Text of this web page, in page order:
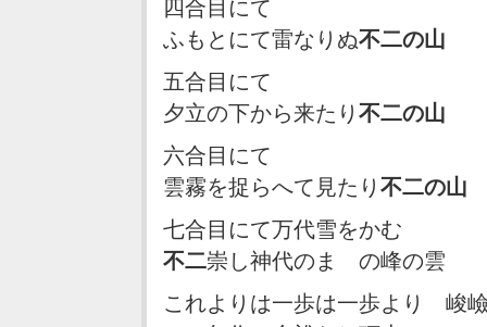
四合目にて
ふもとにて雷なりぬ不二の山
五合目にて
夕立の下から来たり 不二の山
六合目にて
雲霧を捉らへて見たり 不二の山
七合目にて万代雪をかむ
不二崇し神代のまゝの峰の雲
これよりは一歩は一歩より 峻